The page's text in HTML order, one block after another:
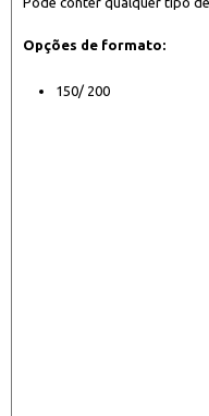
Opções de formato:
150/ 200